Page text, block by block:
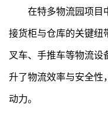
在特多物流园项目中
接货柜与仓库的关键纽
叉车、手推车等物流设
升了物流效率与安全性
动力。